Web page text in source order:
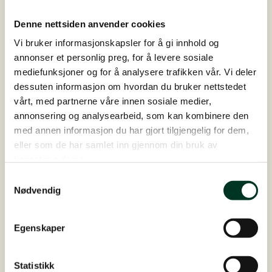
Denne nettsiden anvender cookies
Vi bruker informasjonskapsler for å gi innhold og
annonser et personlig preg, for å levere sosiale
mediefunksjoner og for å analysere trafikken vår. Vi deler
dessuten informasjon om hvordan du bruker nettstedet
vårt, med partnerne våre innen sosiale medier,
annonsering og analysearbeid, som kan kombinere den
med annen informasjon du har gjort tilgjengelig for dem,
eller som de har samlet inn gjennom din bruk av
Nødvendig
Egenskaper
Statistikk
Fra alvorlige hovsmerter til frisk hoppe og
et velskapt føll
22. juni 2026
St. Hippolyt-konsulent Elena har fulgt
varmblodstraveren Tiuhti siden 2021, da hennes
nåværende eier kjøpte henne. Hoppen, som er født i
2017, utnytter fôret svært effektivt. Holdet har
generelt vært normalt,…